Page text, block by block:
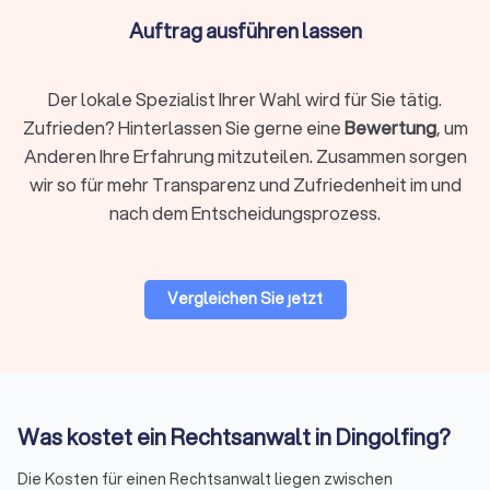
Rechtsgebiet identifizieren
Definieren Sie klar, welches Rechtsgebiet betroffen ist.
Bereiche erfordern jeweils spezialisiertes Wissen. Ein
Fachanwalt hat zusätzliche Qualifikationen und
nachgewiesene Erfahrung in seinem Gebiet.
Regionale oder überregionale Suche
Gerichtstermine vor Ort anstehen. Bei hochspezialisierten
Fragen kann auch ein überregionaler Experte sinnvoll sein, da
Bei Trustlocal finden Sie alle relevanten Bewertungen
Mandantenbewertungen von verschiedenen Plattformen und
Auftrag ausführen lassen
Der lokale Spezialist Ihrer Wahl wird für Sie tätig.
Zufrieden? Hinterlassen Sie gerne eineBewertung, um
Anderen Ihre Erfahrung mitzuteilen. Zusammen sorgen
wir so für mehr Transparenz und Zufriedenheit im und
nach dem Entscheidungsprozess.
Vergleichen Sie jetzt
Was kostet ein Rechtsanwalt in Dingolfing?
Die Kosten für einen Rechtsanwalt liegen zwischen